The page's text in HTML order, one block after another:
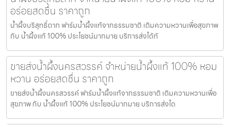
อร่อยสดชื่น ราคาถูก
น้ำผึ้งบริสุทธิ์ตาก ฟาร์มน้ำผึ้งแท้จากธรรมชาติ เติมความหวานเพื่อสุขภาพ
กับ น้ำผึ้งแท้ 100% ประโยชน์มากมาย บริการส่งได้ทั
ขายส่งน้ำผึ้งนครสวรรค์ จำหน่ายน้ำผึ้งแท้ 100% หอม
หวาน อร่อยสดชื่น ราคาถูก
ขายส่งน้ำผึ้งนครสวรรค์ ฟาร์มน้ำผึ้งแท้จากธรรมชาติ เติมความหวานเพื่อ
สุขภาพ กับ น้ำผึ้งแท้ 100% ประโยชน์มากมาย บริการส่งได